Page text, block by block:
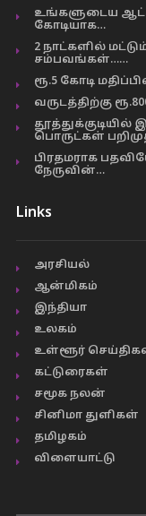
உங்களுடைய
கோடியாக…
2 நாட்களில்
சம்பவங்கள்……
ரூ.5 கோடி
வருடத்திற்கு
பொருட்கள்
பிரதமராக
நேருவின்…
Links
அரசியல்
ஆன்மிகம்
இந்தியா
உலகம்
உள்ளூர்
கட்டுரைகள்
சமூக நலன்
சினிமா துளிகள்
தமிழகம்
விளையாட்டு